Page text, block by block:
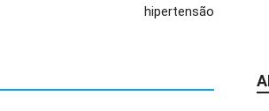
hipertensão